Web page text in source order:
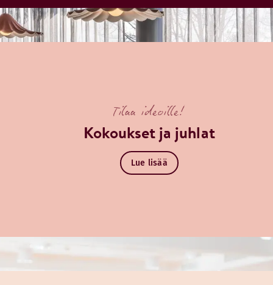
Tilaa ideoille!
Kokoukset ja juhlat
Lue lisää